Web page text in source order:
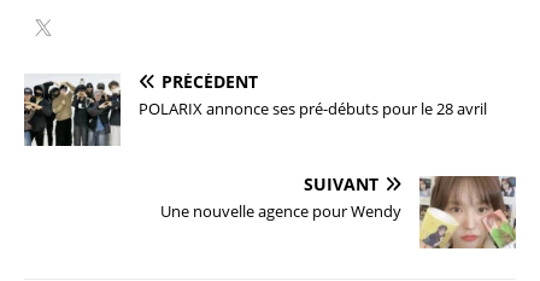
PRÉCÉDENT
POLARIX annonce ses pré-débuts pour le 28 avril
SUIVANT
Une nouvelle agence pour Wendy